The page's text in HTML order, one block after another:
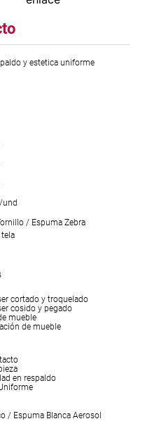
y estetica uniforme
und
/ Espuma Zebra
cortado y troquelado
cosido y pegado
mueble
de mueble
en respaldo
/ Espuma Blanca Aerosol